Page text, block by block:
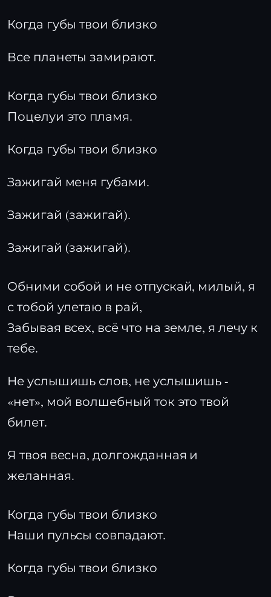
Когда губы твои близко
Все планеты замирают.
Когда губы твои близко
Поцелуи это пламя.
Когда губы твои близко
Зажигай меня губами.
Зажигай (зажигай).
Зажигай (зажигай).
Обними собой и не отпускай, милый, я
с тобой улетаю в рай,
Забывая всех, всё что на земле, я лечу к
тебе.
Не услышишь слов, не услышишь -
«нет», мой волшебный ток это твой
билет.
Я твоя весна, долгожданная и
желанная.
Когда губы твои близко
Наши пульсы совпадают.
Когда губы твои близко